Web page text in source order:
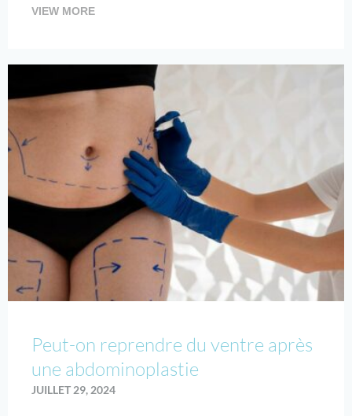
VIEW MORE
Peut-on reprendre du ventre après
une abdominoplastie
JUILLET 29, 2024